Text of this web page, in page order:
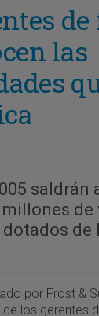
las
saldrán
de
de
por Frost &
los gerentes